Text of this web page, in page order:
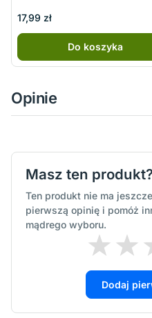
17,99 zł
Do koszyka
Opinie
Masz ten produkt?
Ten produkt nie ma
pierwszą opinię i pomóż
mądrego wyboru.
Dodaj